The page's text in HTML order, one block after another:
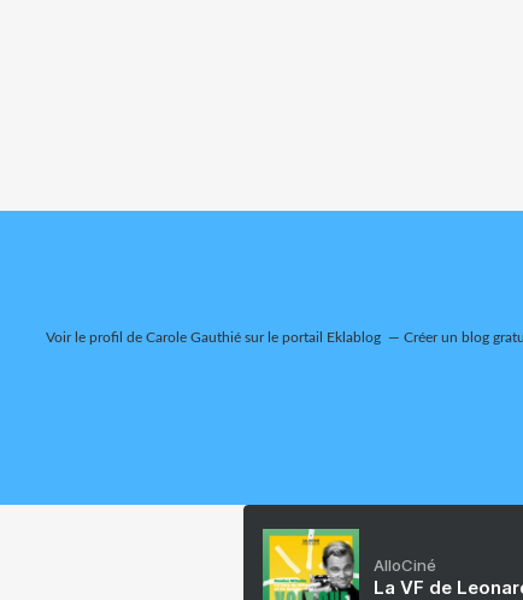
Voir le profil de Carole Gauthié sur le portail Eklablog Créer un blog
AlloCiné
La VF de